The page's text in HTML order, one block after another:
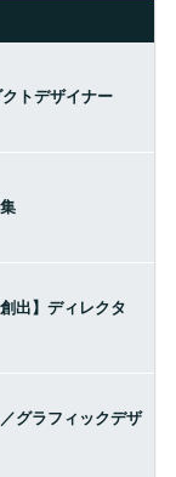
トデザイナー
出】ディレクタ
グラフィックデザ